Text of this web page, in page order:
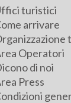
turistici
arrivare
Operatori
di noi
Press